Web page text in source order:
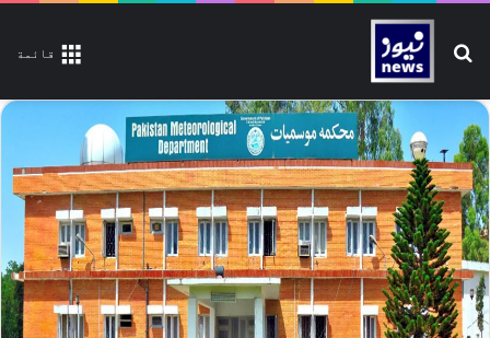
قائمة تلاش کیجیے